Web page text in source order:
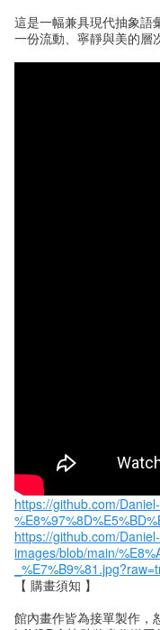
這是一幅兼具現代抽象語
一份流動、寧靜與美的層
https://github.com/
https://github.com/
images/blob/main/
【 購畫須知 】
館內畫作皆為接單製作，